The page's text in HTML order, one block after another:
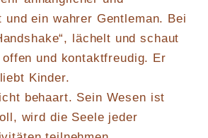
ein wahrer Gentleman. Bei
lächelt und schaut
und kontaktfreudig. Er
Kinder.
behaart. Sein Wesen ist
wird die Seele jeder